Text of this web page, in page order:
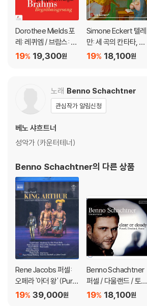
Dorothee Mields 포
레: 레퀴엠 / 브람스: 매
장의 노래 (Faure: Re
19,300원
19%
Simone Eckert 텔레
만: 세 곡의 칸타타, 비
올라 다 감바를 위한 두
b Gottes - Cantata
s and Fantasies for
Viola da Gamba)
18,100원
19%
노래 Benno Schachtner
관심작가 알림신청
베노 샤흐트너
성악가 (카운터테너)
Benno Schachtner의 다른 상품
Rene Jacobs 퍼셀:
오페라 '아더 왕' (Purc
ell: King Arthur)
39,000원
19%
Benno Schachtner
퍼셀 / 다울랜드 / 토비
아스 흄의 노래 (Clear
18,100원
19%